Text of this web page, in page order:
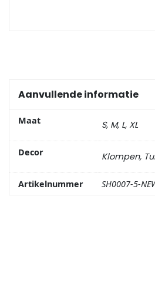
Aanvullende informatie
Maat S, M, L, XL
Decor Klompen,
Artikelnummer SH0007-5-
Kaasschaaf
Onderzetters